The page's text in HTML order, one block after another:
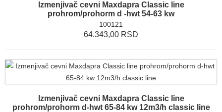
Izmenjivač cevni Maxdapra Classic line
prohrom/prohorm d -hwt 54-63 kw
100121
64.343,00 RSD
Izmenjivač cevni Maxdapra Classic line
prohrom/prohorm d-hwt 65-84 kw 12m3/h classic line